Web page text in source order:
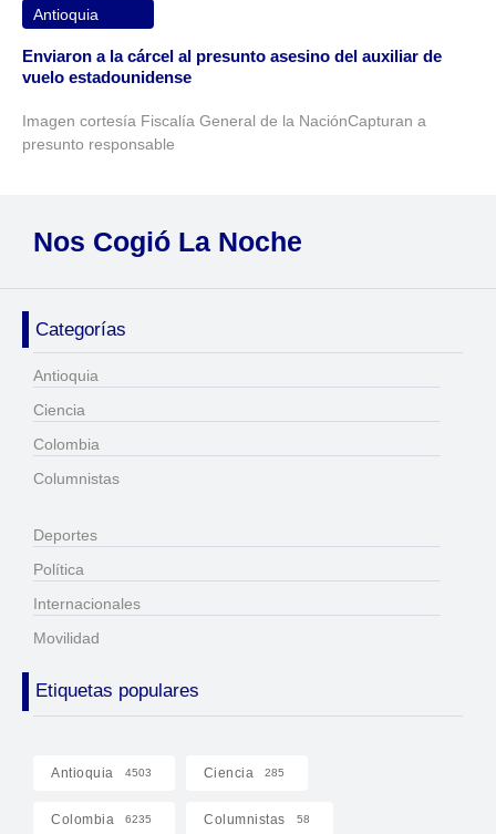
Antioquia
Enviaron a la cárcel al presunto asesino del auxiliar de
vuelo estadounidense
Imagen cortesía Fiscalía General de la NaciónCapturan a
presunto responsable
Nos Cogió La Noche
Categorías
Antioquia
Ciencia
Colombia
Columnistas
Deportes
Política
Internacionales
Movilidad
Etiquetas populares
Antioquia 4503 Ciencia 285
Colombia 6235 Columnistas 58